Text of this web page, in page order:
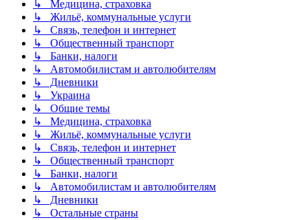
↳ Медицина, страховка
↳ Жильё, коммунальные услуги
↳ Связь, телефон и интернет
↳ Общественный транспорт
↳ Банки, налоги
↳ Автомобилистам и автолюбителям
↳ Дневники
↳ Украина
↳ Общие темы
↳ Медицина, страховка
↳ Жильё, коммунальные услуги
↳ Связь, телефон и интернет
↳ Общественный транспорт
↳ Банки, налоги
↳ Автомобилистам и автолюбителям
↳ Дневники
↳ Остальные страны